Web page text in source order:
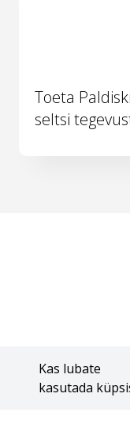
Kas lubate
kasutada
Toeta Paldiski
seltsi